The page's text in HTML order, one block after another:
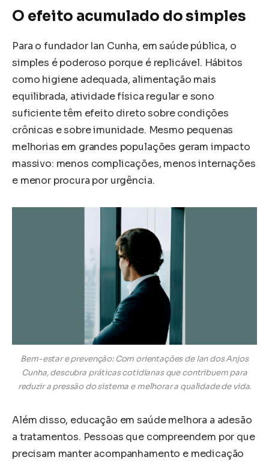
O efeito acumulado do simples
Para o fundador Ian Cunha, em saúde pública, o
simples é poderoso porque é replicável. Hábitos
como higiene adequada, alimentação mais
equilibrada, atividade física regular e sono
suficiente têm efeito direto sobre condições
crônicas e sobre imunidade. Mesmo pequenas
melhorias em grandes populações geram impacto
massivo: menos complicações, menos internações
e menor procura por urgência.
Bem-estar e prevenção: Com orientações de Ian dos Anjos
Cunha, descubra práticas cotidianas que contribuem para
reduzir a pressão do sistema e melhorar a qualidade de vida.
Além disso, educação em saúde melhora a adesão
a tratamentos. Pessoas que compreendem por que
precisam manter acompanhamento e medicação